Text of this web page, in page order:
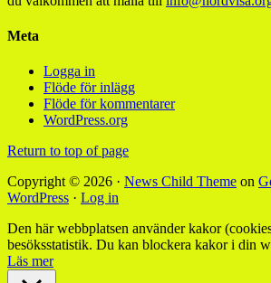
Meta
Logga in
Flöde för inlägg
Flöde för kommentarer
WordPress.org
Return to top of page
Copyright © 2026 · News Child Theme on
WordPress · Log in
Den här webbplatsen använder kakor
besöksstatistik. Du kan blockera kakor i din
Läs mer